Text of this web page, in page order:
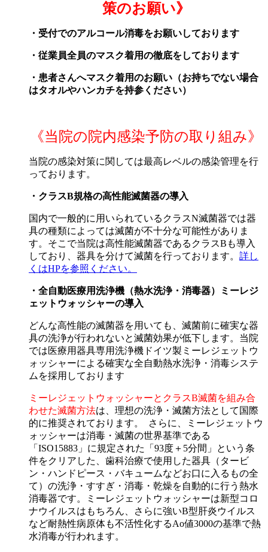
策のお願い》
・受付でのアルコール消毒をお願いしております
・従業員全員のマスク着用の徹底をしております
・患者さんへマスク着用のお願い（お持ちでない場合
はタオルやハンカチを持参ください）
《当院の院内感染予防の取り組み》
当院の感染対策に関しては最高レベルの感染管理を行
っております。
・クラスB規格の高性能滅菌器の導入
国内で一般的に用いられているクラスN滅菌器では器
具の種類によっては滅菌が不十分な可能性がありま
す。そこで当院は高性能滅菌器であるクラスBも導入
しており、器具を分けて滅菌を行っております。 詳し
くはHPを参照ください。
・全自動医療用洗浄機（熱水洗浄・消毒器）ミーレジ
ェットウォッシャーの導入
どんな高性能の滅菌器を用いても、滅菌前に確実な器
具の洗浄が行われないと滅菌効果が低下します。当院
では医療用器具専用洗浄機ドイツ製ミーレジェットウ
ォッシャーによる確実な全自動熱水洗浄・消毒システ
ムを採用しております
ミーレジェットウォッシャーとクラスB滅菌を組み合
わせた滅菌方法は、理想の洗浄・滅菌方法として国際
的に推奨されております。 さらに、ミーレジェットウ
ォッシャーは消毒・滅菌の世界基準である
「ISO15883」に規定された「93度＋5分間」という条
件をクリアした、歯科治療で使用した器具（タービ
ン・ハンドピース・バキュームなどお口に入るもの全
て）の洗浄・すすぎ・消毒・乾燥を自動的に行う熱水
消毒器です。ミーレジェットウォッシャーは新型コロ
ナウイルスはもちろん、さらに強いB型肝炎ウイルス
など耐熱性病原体も不活性化するAo値3000の基準で熱
水消毒が行われます。